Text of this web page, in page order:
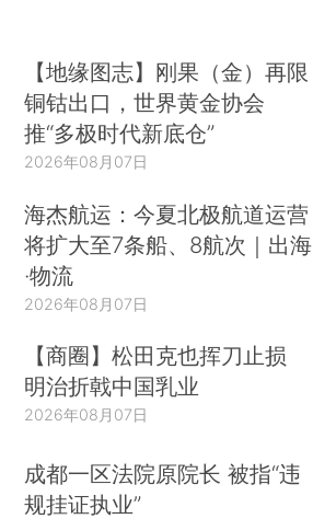
【地缘图志】刚果（金）再限
铜钴出口，世界黄金协会
推“多极时代新底仓”
2026年08月07日
海杰航运：今夏北极航道运营
将扩大至7条船、8航次｜出海
·物流
2026年08月07日
【商圈】松田克也挥刀止损
明治折戟中国乳业
2026年08月07日
成都一区法院原院长 被指“违
规挂证执业”